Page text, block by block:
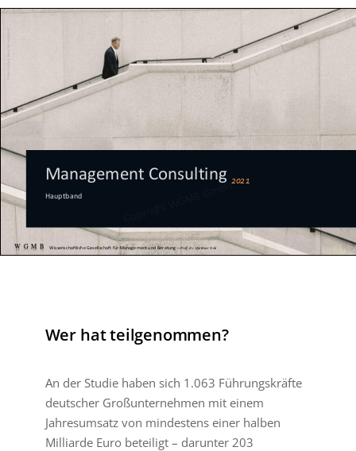
Wer hat teilgenommen?
An der Studie haben sich 1.063 Führungskräfte
deutscher Großunternehmen mit einem
Jahresumsatz von mindestens einer halben
Milliarde Euro beteiligt – darunter 203